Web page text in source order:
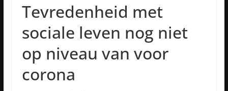
Tevredenheid met
sociale leven nog niet
op niveau van voor
corona